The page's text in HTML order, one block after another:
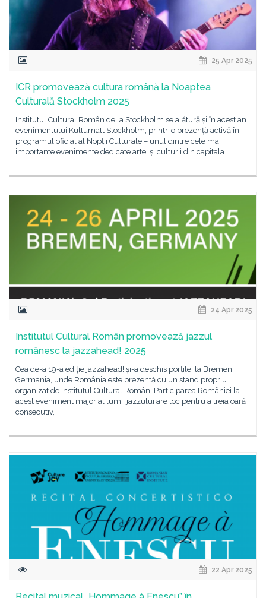
25 Apr 2025
ICR promovează cultura română la Noaptea
Culturală Stockholm 2025
Institutul Cultural Român de la Stockholm se alătură și în acest an
evenimentului Kulturnatt Stockholm, printr-o prezență activă în
programul oficial al Nopții Culturale – unul dintre cele mai
importante evenimente dedicate artei și culturii din capitala
24 Apr 2025
Institutul Cultural Român promovează jazzul
românesc la jazzahead! 2025
Cea de-a 19-a ediție jazzahead! și-a deschis porțile, la Bremen,
Germania, unde România este prezentă cu un stand propriu
organizat de Institutul Cultural Român. Participarea României la
acest eveniment major al lumii jazzului are loc pentru a treia oară
consecutiv,
22 Apr 2025